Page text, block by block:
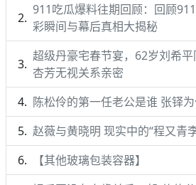
911吃瓜爆料往期回顾：回顾
彩瞬间与幕后真相大揭秘
超级丹豪宅春节宴，62岁刘希
杏芳无视关系亲密
陈松伶的第一任老公是谁 张铎
赵薇与黄晓明 现实中的“程又青
【其他玻璃包装容器】